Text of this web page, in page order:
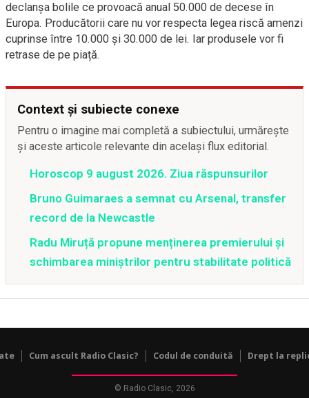
declanșa bolile ce provoacă anual 50.000 de decese în
Europa. Producătorii care nu vor respecta legea riscă amenzi
cuprinse între 10.000 și 30.000 de lei. Iar produsele vor fi
retrase de pe piață.
Context și subiecte conexe
Pentru o imagine mai completă a subiectului, urmărește
și aceste articole relevante din același flux editorial.
Horoscop 9 august 2026. Ziua răspunsurilor
Bruno Guimaraes a semnat cu Arsenal, transfer
record de la Newcastle
Radu Miruță propune menținerea premierului și
schimbarea miniștrilor pentru stabilitate politică
Cum ascult Radio Clasic? Codul de conduită Drept la
© Radio Clasic, 2026